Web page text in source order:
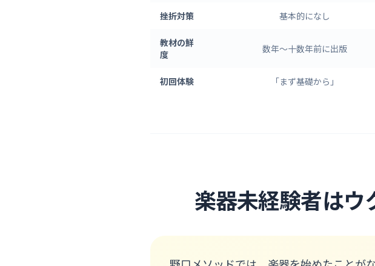
挫折対策 基本的になし
教材の鮮
度
数年〜十数年前に出版
初回体験 「まず基礎から」
楽器未経験者はウ